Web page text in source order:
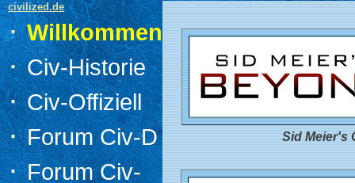
civilized.de
·Willkommen
·Civ-Historie
·Civ-Offiziell
·Forum Civ-D
·Forum Civ-
Sid Meier's